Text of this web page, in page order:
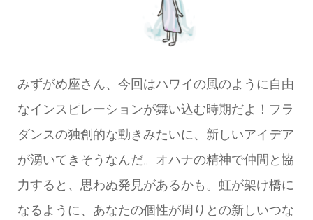
みずがめ座さん、今回はハワイの風のように自由
なインスピレーションが舞い込む時期だよ！フラ
ダンスの独創的な動きみたいに、新しいアイデア
が湧いてきそうなんだ。オハナの精神で仲間と協
力すると、思わぬ発見があるかも。虹が架け橋に
なるように、あなたの個性が周りとの新しいつな